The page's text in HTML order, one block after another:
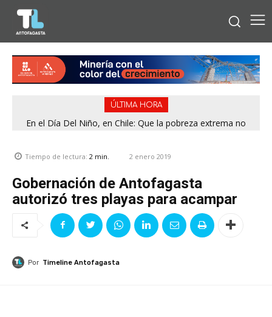
ÚLTIMA HORA
En el Día Del Niño, en Chile: Que la pobreza extrema no
Tiempo de lectura: 2 min. 2 enero 2019
Gobernación de Antofagasta
autorizó tres playas para acampar
Por Timeline Antofagasta